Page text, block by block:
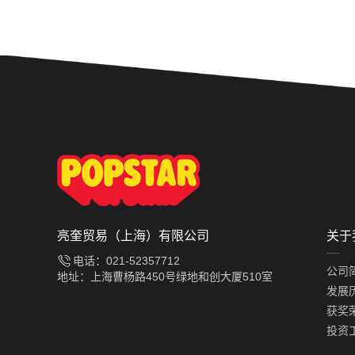
亮奎贸易（上海）有限公司
电话：021-52357712
地址：上海曹杨路450号绿地和创大厦510室
关于
公司
发展
获奖
投资